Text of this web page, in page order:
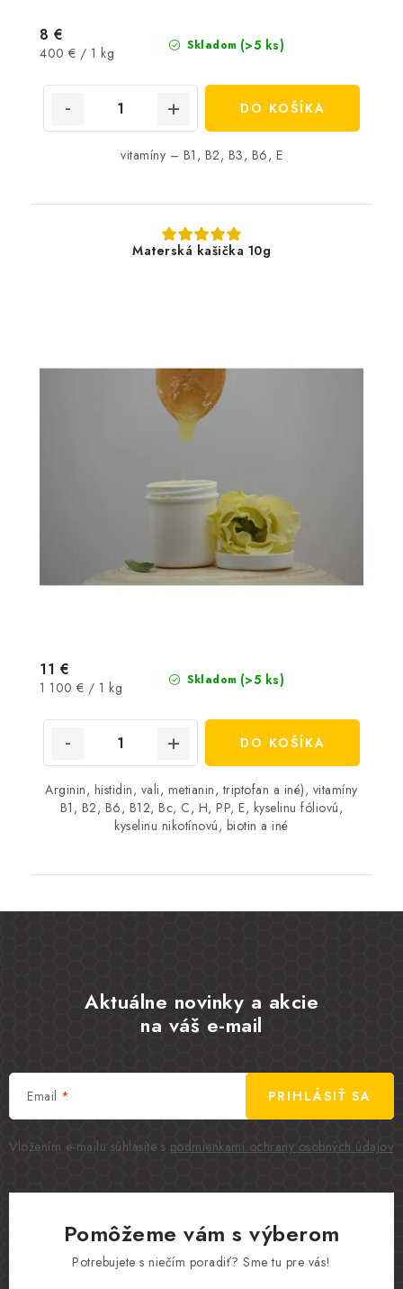
Skladom (>5 ks)
8 €
Jednotková
400 € / 1 kg
DO KOŠÍKA
vitamíny – B1, B2, B3, B6, E
Materská kašička 10g
Skladom (>5 ks)
11 €
Jednotková
1 100 € / 1 kg
DO KOŠÍKA
Arginin, histidin, vali, metianin, triptofan a iné), vitamíny
B1, B2, B6, B12, Bc, C, H, PP, E, kyselinu fóliovú,
kyselinu nikotínovú, biotin a iné
Aktuálne novinky a akcie
na váš e-mail
Email
Vložením e-mailu súhlasíte s podmienkami ochrany osobných údajov
PRIHLÁSIŤ SA
Pomôžeme vám s výberom
Potrebujete s niečím poradiť? Sme tu pre vás!